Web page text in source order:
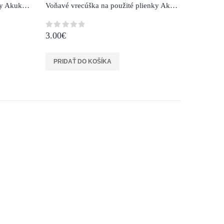
Jednorazové hygienické podložky Akuku Baby Soft 40x60cm 15ks Voňavé vrecúška na použité plienky Akuku 100 ks
0 z 5
3.00€
PRIDAŤ DO KOŠÍKA